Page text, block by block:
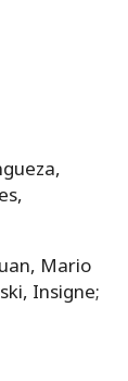
Mario
Insigne;